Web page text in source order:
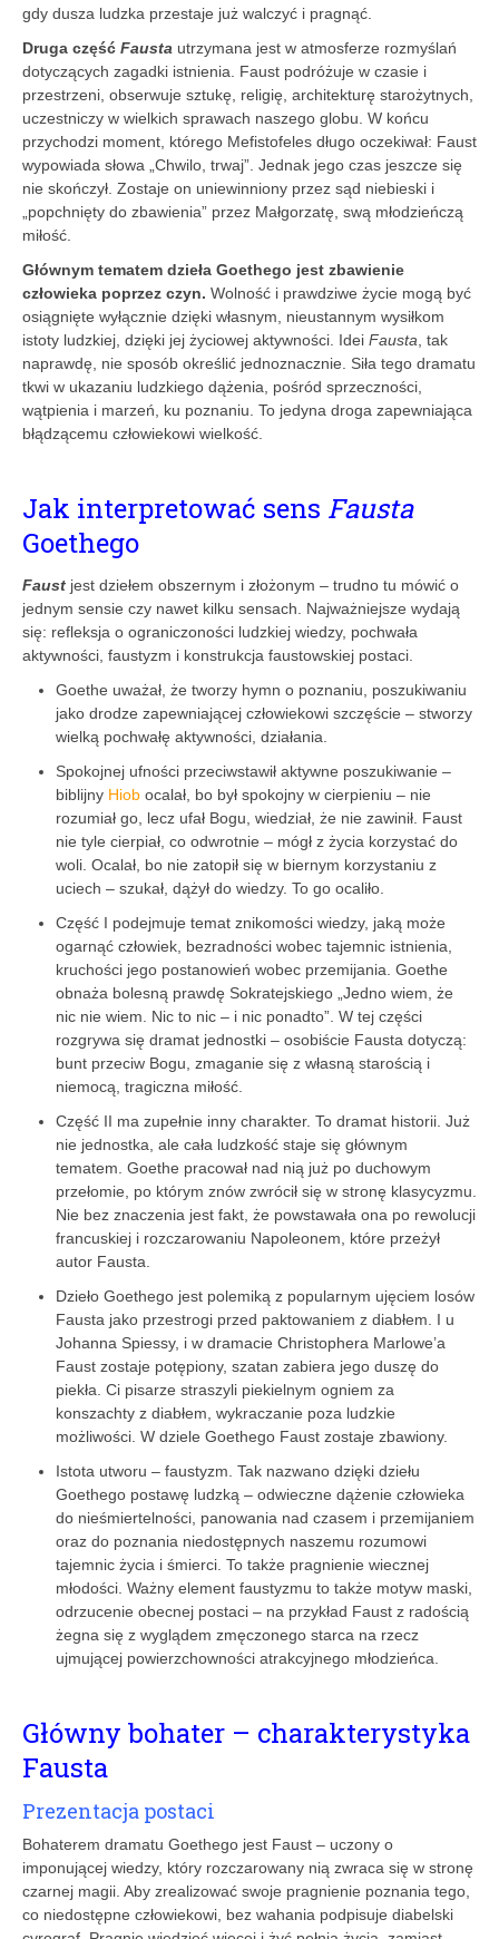
gdy dusza ludzka przestaje już walczyć i pragnąć.
Druga część Fausta utrzymana jest w atmosferze rozmyślań
dotyczących zagadki istnienia. Faust podróżuje w czasie i
przestrzeni, obserwuje sztukę, religię, architekturę starożytnych,
uczestniczy w wielkich sprawach naszego globu. W końcu
przychodzi moment, którego Mefistofeles długo oczekiwał: Faust
wypowiada słowa „Chwilo, trwaj”. Jednak jego czas jeszcze się
nie skończył. Zostaje on uniewinniony przez sąd niebieski i
„popchnięty do zbawienia” przez Małgorzatę, swą młodzieńczą
miłość.
Głównym tematem dzieła Goethego jest zbawienie
człowieka poprzez czyn. Wolność i prawdziwe życie mogą być
osiągnięte wyłącznie dzięki własnym, nieustannym wysiłkom
istoty ludzkiej, dzięki jej życiowej aktywności. Idei Fausta , tak
naprawdę, nie sposób określić jednoznacznie. Siła tego dramatu
tkwi w ukazaniu ludzkiego dążenia, pośród sprzeczności,
wątpienia i marzeń, ku poznaniu. To jedyna droga zapewniająca
błądzącemu człowiekowi wielkość.
Jak interpretować sens Fausta
Goethego
Faust jest dziełem obszernym i złożonym – trudno tu mówić o
jednym sensie czy nawet kilku sensach. Najważniejsze wydają
się: refleksja o ograniczoności ludzkiej wiedzy, pochwała
aktywności, faustyzm i konstrukcja faustowskiej postaci.
Goethe uważał, że tworzy hymn o poznaniu, poszukiwaniu
jako drodze zapewniającej człowiekowi szczęście – stworzy
wielką pochwałę aktywności, działania.
Spokojnej ufności przeciwstawił aktywne poszukiwanie –
biblijny Hiob ocalał, bo był spokojny w cierpieniu – nie
rozumiał go, lecz ufał Bogu, wiedział, że nie zawinił. Faust
nie tyle cierpiał, co odwrotnie – mógł z życia korzystać do
woli. Ocalał, bo nie zatopił się w biernym korzystaniu z
uciech – szukał, dążył do wiedzy. To go ocaliło.
Część I podejmuje temat znikomości wiedzy, jaką może
ogarnąć człowiek, bezradności wobec tajemnic istnienia,
kruchości jego postanowień wobec przemijania. Goethe
obnaża bolesną prawdę Sokratejskiego „Jedno wiem, że
nic nie wiem. Nic to nic – i nic ponadto”. W tej części
rozgrywa się dramat jednostki – osobiście Fausta dotyczą:
bunt przeciw Bogu, zmaganie się z własną starością i
niemocą, tragiczna miłość.
Część II ma zupełnie inny charakter. To dramat historii. Już
nie jednostka, ale cała ludzkość staje się głównym
tematem. Goethe pracował nad nią już po duchowym
przełomie, po którym znów zwrócił się w stronę klasycyzmu.
Nie bez znaczenia jest fakt, że powstawała ona po rewolucji
francuskiej i rozczarowaniu Napoleonem, które przeżył
autor Fausta.
Dzieło Goethego jest polemiką z popularnym ujęciem losów
Fausta jako przestrogi przed paktowaniem z diabłem. I u
Johanna Spiessy, i w dramacie Christophera Marlowe’a
Faust zostaje potępiony, szatan zabiera jego duszę do
piekła. Ci pisarze straszyli piekielnym ogniem za
konszachty z diabłem, wykraczanie poza ludzkie
możliwości. W dziele Goethego Faust zostaje zbawiony.
Istota utworu – faustyzm. Tak nazwano dzięki dziełu
Goethego postawę ludzką – odwieczne dążenie człowieka
do nieśmiertelności, panowania nad czasem i przemijaniem
oraz do poznania niedostępnych naszemu rozumowi
tajemnic życia i śmierci. To także pragnienie wiecznej
młodości. Ważny element faustyzmu to także motyw maski,
odrzucenie obecnej postaci – na przykład Faust z radością
żegna się z wyglądem zmęczonego starca na rzecz
ujmującej powierzchowności atrakcyjnego młodzieńca.
Główny bohater – charakterystyka
Fausta
Prezentacja postaci
Bohaterem dramatu Goethego jest Faust – uczony o
imponującej wiedzy, który rozczarowany nią zwraca się w stronę
czarnej magii. Aby zrealizować swoje pragnienie poznania tego,
co niedostępne człowiekowi, bez wahania podpisuje diabelski